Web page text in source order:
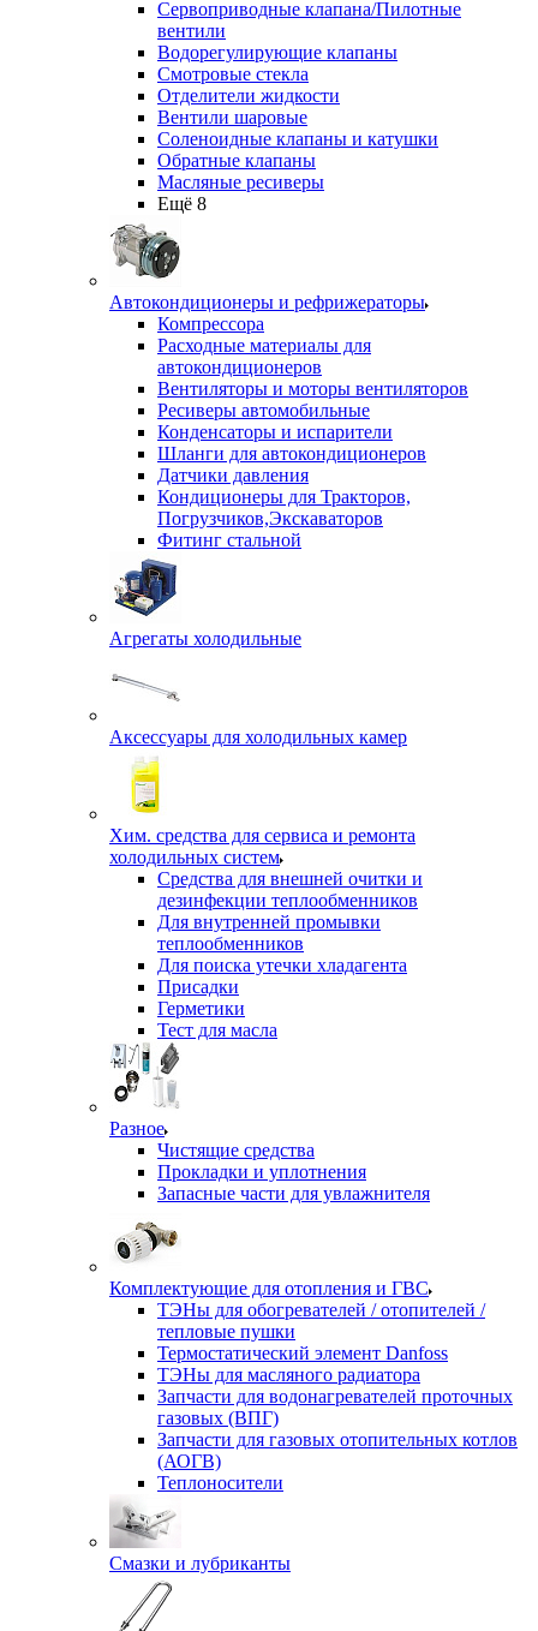
Сервоприводные клапана/Пилотные
вентили
Водорегулирующие клапаны
Смотровые стекла
Отделители жидкости
Вентили шаровые
Соленоидные клапаны и катушки
Обратные клапаны
Масляные ресиверы
Ещё 8
Автокондиционеры и рефрижераторы
Компрессора
Расходные материалы для
автокондиционеров
Вентиляторы и моторы вентиляторов
Ресиверы автомобильные
Конденсаторы и испарители
Шланги для автокондиционеров
Датчики давления
Кондиционеры для Тракторов,
Погрузчиков,Экскаваторов
Фитинг стальной
Агрегаты холодильные
Аксессуары для холодильных камер
Хим. средства для сервиса и ремонта
холодильных систем
Средства для внешней очитки и
дезинфекции теплообменников
Для внутренней промывки
теплообменников
Для поиска утечки хладагента
Присадки
Герметики
Тест для масла
Разное
Чистящие средства
Прокладки и уплотнения
Запасные части для увлажнителя
Комплектующие для отопления и ГВС
ТЭНы для обогревателей / отопителей /
тепловые пушки
Термостатический элемент Danfoss
ТЭНы для масляного радиатора
Запчасти для водонагревателей проточных
газовых (ВПГ)
Запчасти для газовых отопительных котлов
(АОГВ)
Теплоносители
Смазки и лубриканты